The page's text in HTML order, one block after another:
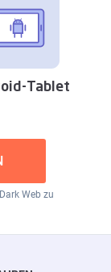
Tablet
Web zu